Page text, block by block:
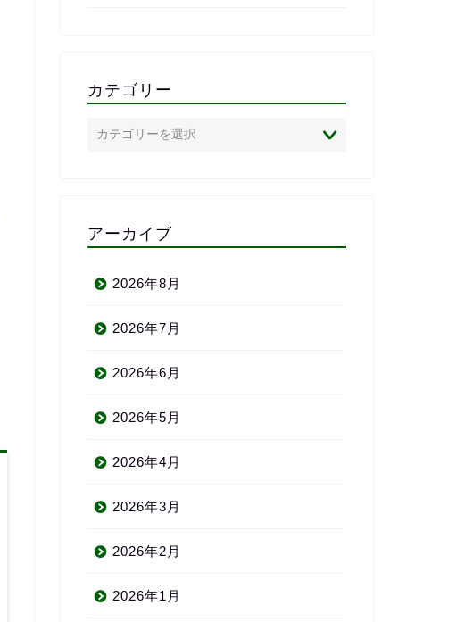
カテゴリー
アーカイブ
2026年8月
2026年7月
2026年6月
2026年5月
2026年4月
2026年3月
2026年2月
2026年1月